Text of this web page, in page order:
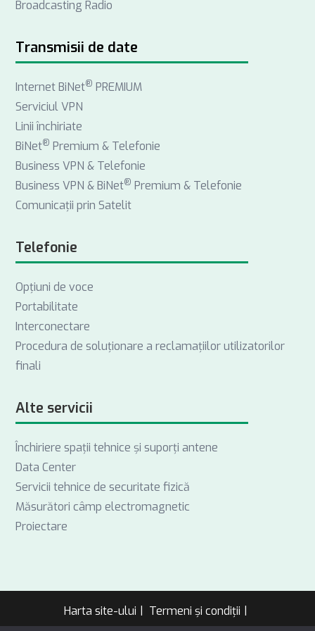
o
k
d
n
g
a
m
Broadcasting Radio
Transmisii de date
Internet BiNet® PREMIUM
Serviciul VPN
Linii închiriate
BiNet® Premium & Telefonie
Business VPN & Telefonie
Business VPN & BiNet® Premium & Telefonie
Comunicații prin Satelit
Telefonie
Opţiuni de voce
Portabilitate
Interconectare
Procedura de soluționare a reclamațiilor utilizatorilor
finali
Alte servicii
Închiriere spații tehnice și suporți antene
Data Center
Servicii tehnice de securitate fizică
Măsurători câmp electromagnetic
Proiectare
Harta site-ului
Termeni și condiții